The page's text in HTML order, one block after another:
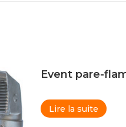
Event pare-
Lire la suite